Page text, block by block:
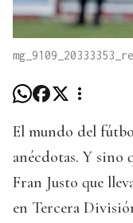
El mundo del
anécdotas. Y sino
Fran Justo que
en Tercera